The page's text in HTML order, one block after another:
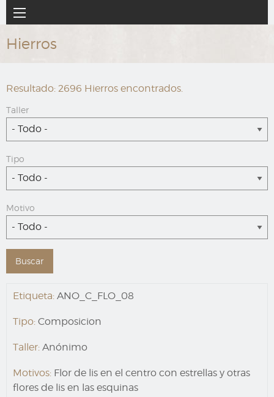
al
contenido
principal
Navegación
principal
Hierros
Resultado: 2696 Hierros encontrados.
Taller
- Todo -
Tipo
- Todo -
Motivo
- Todo -
Etiqueta: ANO_C_FLO_08
Tipo: Composicion
Taller: Anónimo
Motivos: Flor de lis en el centro con estrellas y otras
flores de lis en las esquinas